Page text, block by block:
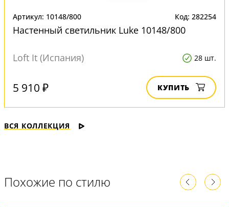
Артикул: 10148/800 Код: 282254
Настенный светильник Luke 10148/800
Loft It (Испания) 28 шт.
5 910 ₽ КУПИТЬ
ВСЯ КОЛЛЕКЦИЯ
Похожие по стилю